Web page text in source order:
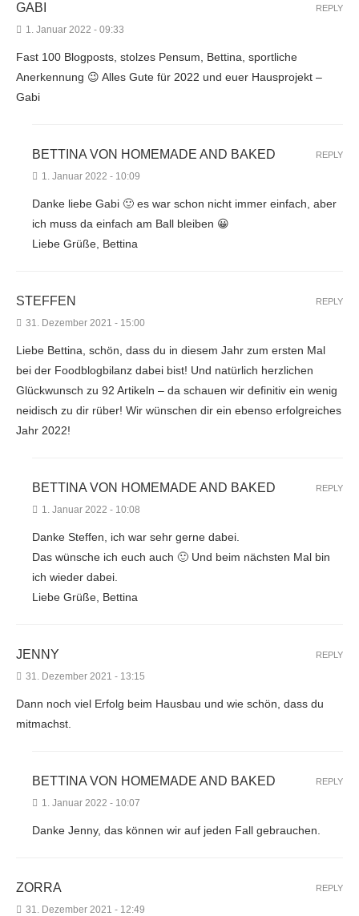
GABI
1. Januar 2022 - 09:33
Fast 100 Blogposts, stolzes Pensum, Bettina, sportliche
Anerkennung 😉 Alles Gute für 2022 und euer Hausprojekt –
Gabi
REPLY
BETTINA VON HOMEMADE AND BAKED
1. Januar 2022 - 10:09
Danke liebe Gabi 🙂 es war schon nicht immer einfach, aber
ich muss da einfach am Ball bleiben 😀
Liebe Grüße, Bettina
REPLY
STEFFEN
31. Dezember 2021 - 15:00
Liebe Bettina, schön, dass du in diesem Jahr zum ersten Mal
bei der Foodblogbilanz dabei bist! Und natürlich herzlichen
Glückwunsch zu 92 Artikeln – da schauen wir definitiv ein wenig
neidisch zu dir rüber! Wir wünschen dir ein ebenso erfolgreiches
Jahr 2022!
REPLY
BETTINA VON HOMEMADE AND BAKED
1. Januar 2022 - 10:08
Danke Steffen, ich war sehr gerne dabei.
Das wünsche ich euch auch 🙂 Und beim nächsten Mal bin
ich wieder dabei.
Liebe Grüße, Bettina
REPLY
JENNY
31. Dezember 2021 - 13:15
Dann noch viel Erfolg beim Hausbau und wie schön, dass du
mitmachst.
REPLY
BETTINA VON HOMEMADE AND BAKED
1. Januar 2022 - 10:07
Danke Jenny, das können wir auf jeden Fall gebrauchen.
REPLY
ZORRA
31. Dezember 2021 - 12:49
REPLY